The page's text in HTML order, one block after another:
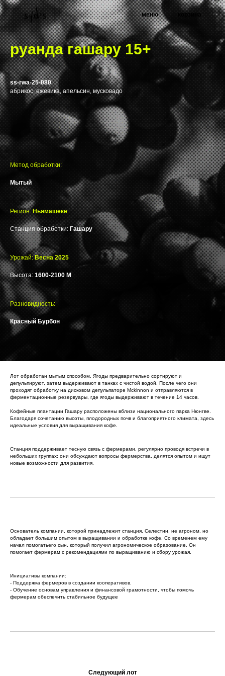
меню корзина
руанда гашару 15+
ss-rwa-25-080
абрикос, ежевика, апельсин, мусковадо
Метод обработки:
Мытый
Регион: Ньямашеке
Станция обработки: Гашару
Урожай:Весна 2025
Высота: 1600-2100 М
Разновидность:
Красный Бурбон
Лот обработан мытым способом. Ягоды предварительно сортируют и
депульпируют, затем выдерживают в танках с чистой водой. После чего они
проходят обработку на дисковом депульпаторе Mckinnon и отправляются в
ферментационные резервуары, где ягоды выдерживают в течение 14 часов.
Кофейные плантации Гашару расположены вблизи национального парка Нюнгве.
Благодаря сочетанию высоты, плодородных почв и благоприятного климата, здесь
идеальные условия для выращивания кофе.
Станция поддерживает тесную связь с фермерами, регулярно проводя встречи в
небольших группах: они обсуждают вопросы фермерства, делятся опытом и ищут
новые возможности для развития.
Основатель компании, которой принадлежит станция, Селестин, не агроном, но
обладает большим опытом в выращивании и обработке кофе. Со временем ему
начал помогатьего сын, который получил агрономическое образование. Он
помогает фермерам с рекомендациями по выращиванию и сбору урожая.
Инициативы компании:
- Поддержка фермеров в создании кооперативов.
- Обучение основам управления и финансовой грамотности, чтобы помочь
фермерам обеспечить стабильное будущее
Следующий лот